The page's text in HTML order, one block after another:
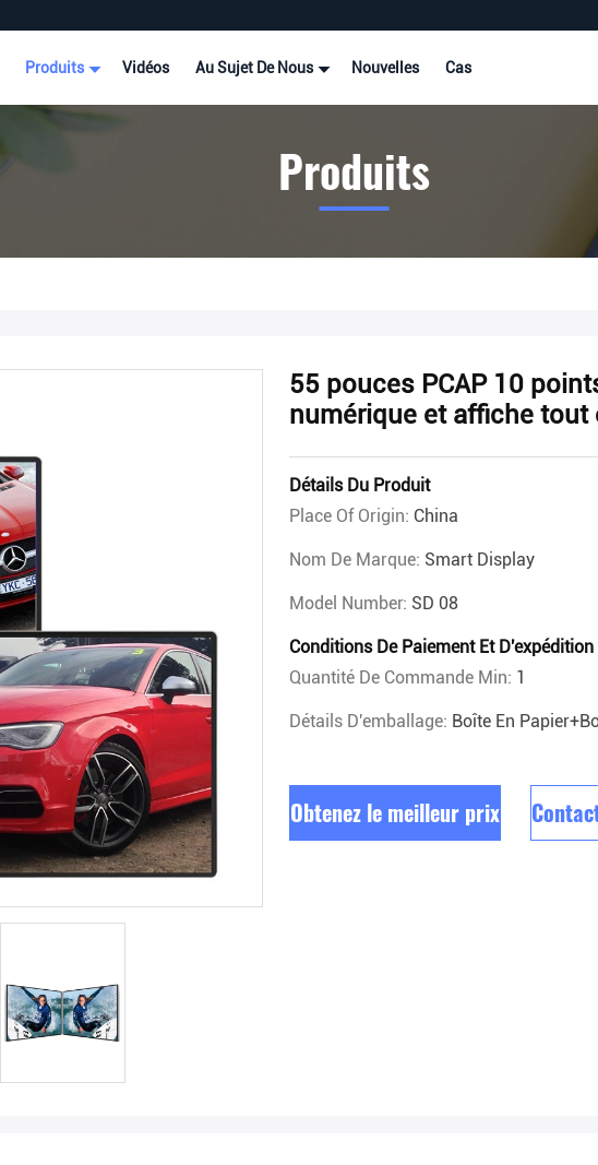
Produits Vidéos Au Sujet De Nous Nouvelles Cas
Produits
55 pouces PCAP 10
numérique et affiche
Détails Du Produit
Place Of Origin: China
Nom De Marque: Smart Display
Model Number: SD 08
Conditions De Paiement Et D'expédition
Quantité De Commande Min: 1
Détails D'emballage: Boîte En
Obtenez le meilleur prix